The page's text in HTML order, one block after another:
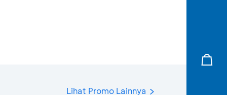
Lihat Promo Lainnya